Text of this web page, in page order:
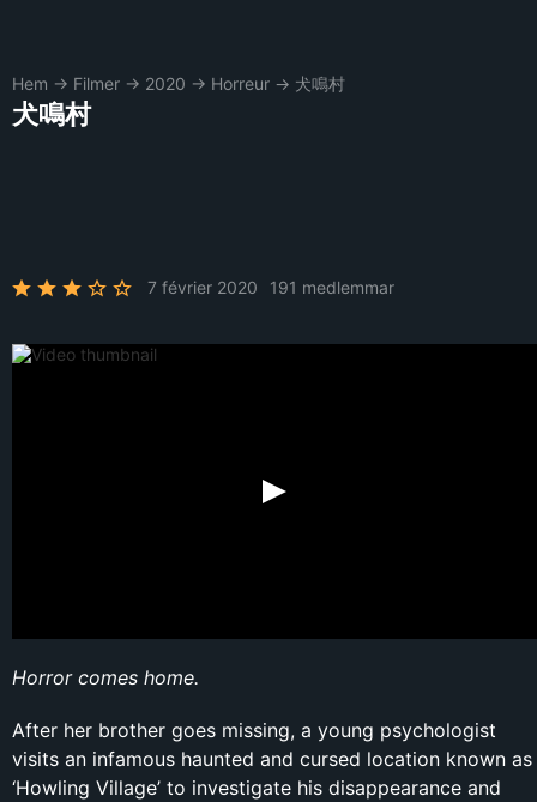
Hem → Filmer → 2020 → Horreur → 犬鳴村
犬鳴村
7 février 2020 191 medlemmar
Horror comes home.
After her brother goes missing, a young psychologist
visits an infamous haunted and cursed location known as
‘Howling Village’ to investigate his disappearance and